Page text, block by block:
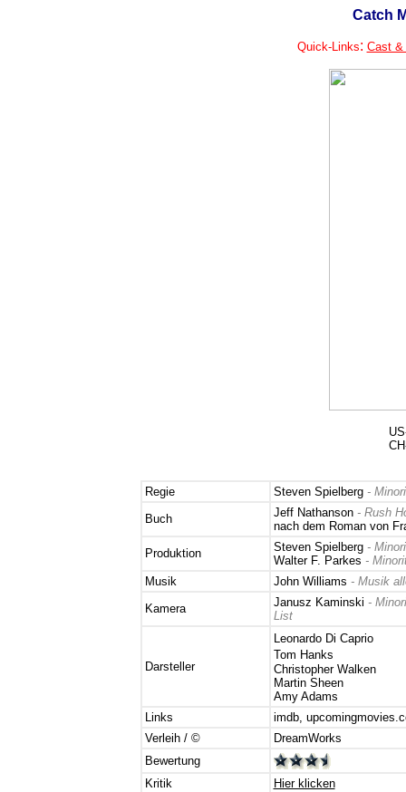
Catch
Quick-Links: Cast &
Regie Steven Spielberg -
Buch
Jeff Nathanson - Rush
nach dem Roman von
Produktion
Steven Spielberg -
Walter F. Parkes -
Musik
John Williams - Musik
Kamera
Janusz Kaminski -
List
Darsteller
Leonardo Di Caprio
Tom Hanks
Christopher Walken
Martin Sheen
Amy Adams
Links
imdb,
Verleih / ©
DreamWorks
Bewertung
Kritik
Hier klicken